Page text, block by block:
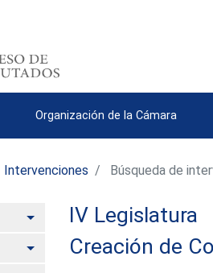
Organización de la Cámara
Intervenciones Búsqueda de
Alternar
Alternar
IV Legislatura
Creación de